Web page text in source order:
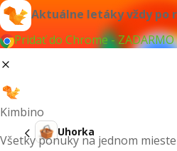
Aktuálne letáky vždy po
Pridať do Chrome - ZADARMO
Kimbino
Všetky ponuky na jednom mieste
Uhorka